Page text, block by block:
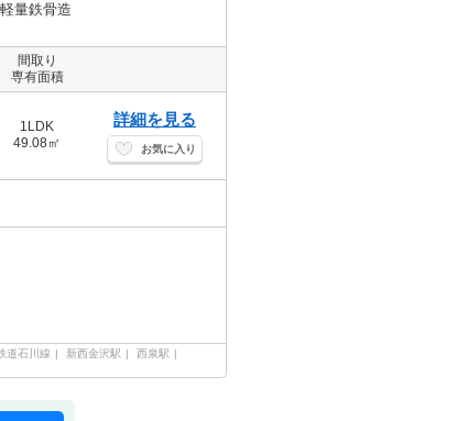
軽量鉄骨造
間取り
専有面積
1LDK
49.08㎡
詳細を見る
お気に入り
道石川線 新西金沢駅
西泉駅